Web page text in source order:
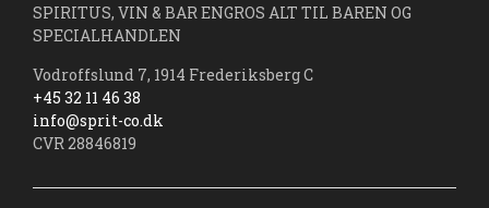
SPIRITUS, VIN & BAR ENGROS ALT TIL BAREN OG
SPECIALHANDLEN
Vodroffslund 7, 1914 Frederiksberg C
+45 32 11 46 38
info@sprit-co.dk
CVR 28846819